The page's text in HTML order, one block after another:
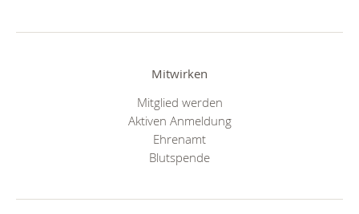
Mitwirken
Mitglied werden
Aktiven Anmeldung
Ehrenamt
Blutspende